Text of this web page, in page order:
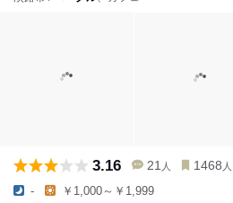
3.16 21 人 1468 人
- ￥1,000～￥1,999